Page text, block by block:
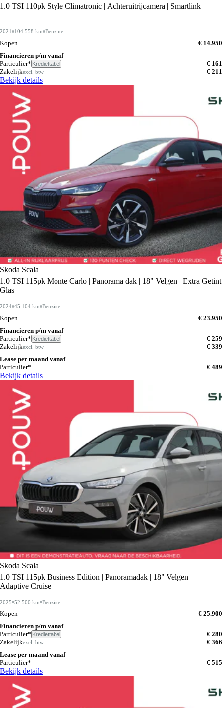
1.0 TSI 110pk Style Climatronic | Achteruitrijcamera | Smartlink
2021 104.558 km Benzine
Kopen
€ 14.950
Financieren p/m vanaf
Particulier* Krediettabel
€ 161
Zakelijkexcl. btw € 211
Bekijk details
Skoda Scala
1.0 TSI 115pk Monte Carlo | Panorama dak | 18" Velgen | Extra Getint
Glas
2024 45.104 km Benzine
Kopen
€ 23.950
Financieren p/m vanaf
Particulier* Krediettabel
€ 259
Zakelijkexcl. btw
€ 339
Lease per maand vanaf
Particulier*
€ 489
Bekijk details
Skoda Scala
1.0 TSI 115pk Business Edition | Panoramadak | 18" Velgen |
Adaptive Cruise
2025 52.500 km Benzine
Kopen
€ 25.900
Financieren p/m vanaf
Particulier* Krediettabel
€ 280
Zakelijkexcl. btw
€ 366
Lease per maand vanaf
Particulier*
€ 515
Bekijk details